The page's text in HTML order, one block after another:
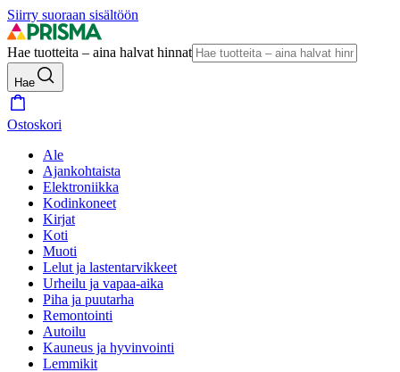
Siirry suoraan sisältöön
Hae tuotteita – aina halvat hinnat
Hae
Ostoskori
Ale
Ajankohtaista
Elektroniikka
Kodinkoneet
Kirjat
Koti
Muoti
Lelut ja lastentarvikkeet
Urheilu ja vapaa-aika
Piha ja puutarha
Remontointi
Autoilu
Kauneus ja hyvinvointi
Lemmikit